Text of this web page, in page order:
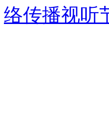
络传播视听